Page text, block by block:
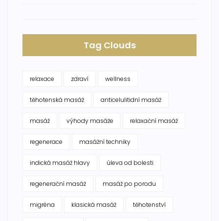
Tag Clouds
relaxace zdraví wellness
těhotenská masáž anticelulitidní masáž
masáž výhody masáže relaxační masáž
regenerace masážní techniky
indická masáž hlavy úleva od bolesti
regenerační masáž masáž po porodu
migréna klasická masáž těhotenství